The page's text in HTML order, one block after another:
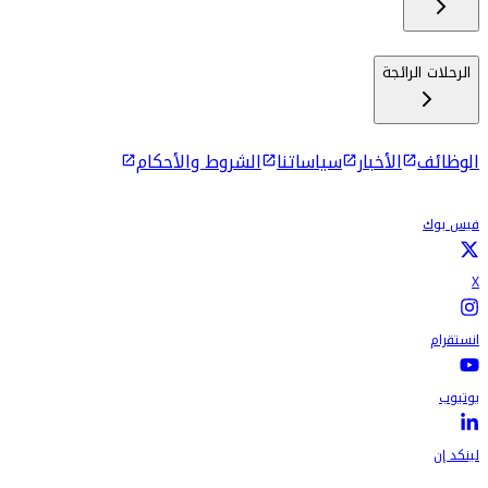
الرحلات الرائجة
الوظائف الأخبار سياساتنا الشروط والأحكام
فيس بوك
X
انستقرام
يوتيوب
لينكد إن